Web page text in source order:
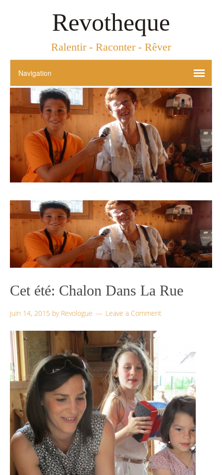
Revotheque
Ralentir - Raconter - Rêver
Cet été: Chalon Dans La Rue
juin 14, 2015 by Revologue Leave a Comment